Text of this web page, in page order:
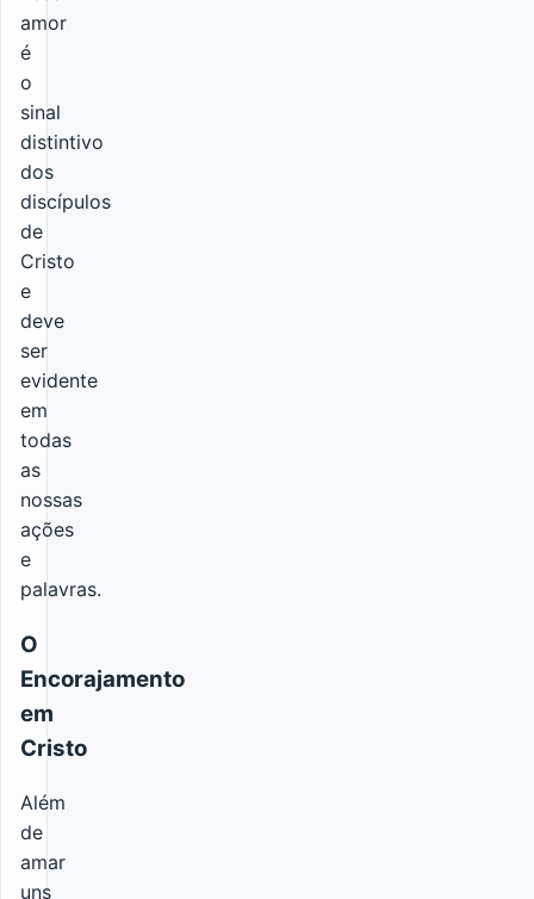
amor
é
o
sinal
distintivo
dos
discípulos
de
Cristo
e
deve
ser
evidente
em
todas
as
nossas
ações
e
palavras.
O
Encorajamento
em
Cristo
Além
de
amar
uns